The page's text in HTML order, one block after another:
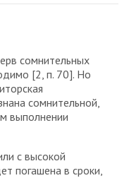
сомнительных
[2, п. 70]. Но
сомнительной,
выполнении
с высокой
погашена в сроки,